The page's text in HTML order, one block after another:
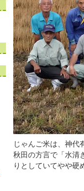
じゃんご米は、神代
秋田の方言で「水清
りとしていてやや硬